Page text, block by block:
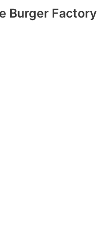
Burger Factory